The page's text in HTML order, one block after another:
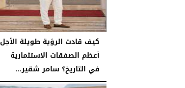
كيف قادت الرؤية طويلة الأجل
أعظم الصفقات الاستثمارية
في التاريخ؟ سامر شقير...
الثلاثاء، 28 يوليو 2026 03:49 مـ